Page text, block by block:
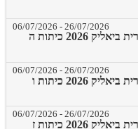
2026 כיתות ה
26/07/2026
-
06/07/2026
2026 כיתות ו
26/07/2026
-
06/07/2026
2026 כיתות ז
26/07/2026
-
06/07/2026